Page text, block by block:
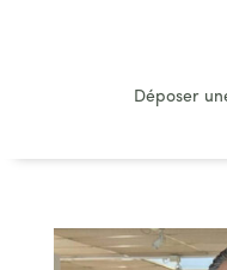
Déposer